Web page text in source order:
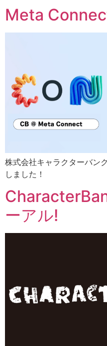
Meta
株式会社キャラクターバ
しました！
ーアル!